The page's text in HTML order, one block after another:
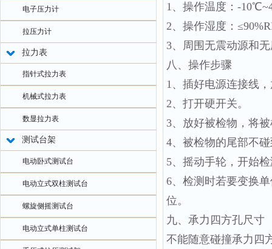
电子压力计
拉压力计
拉力表
指针式拉力表
机械式拉力表
数显拉力表
测试台架
电动卧式测试台
电动立式双柱测试台
螺旋侧摇测试台
电动立式单柱测试台
1、操作温度：-
2、操作湿度：
3、周围无震动源和
八、操作步骤
1、插好电源连接线
2、打开硬开关。
3、放好被检物，将
4、被检物的尾部不
5、摇动手轮，开始
6、检测时若要变换
位。
九、承力四方孔尺寸
不能随意碰撞承力四